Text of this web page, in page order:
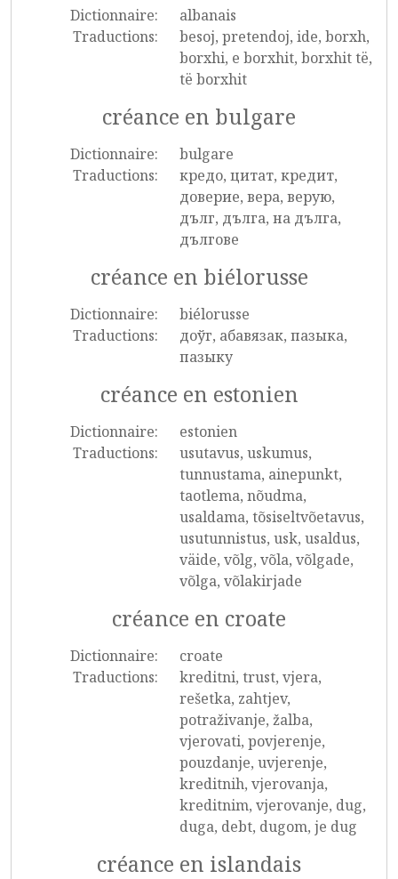
Dictionnaire:
albanais
Traductions:
besoj, pretendoj, ide, borxh,
borxhi, e borxhit, borxhit të,
të borxhit
créance en bulgare
Dictionnaire:
bulgare
Traductions:
кредо, цитат, кредит,
доверие, вера, верую,
дълг, дълга, на дълга,
дългове
créance en biélorusse
Dictionnaire:
biélorusse
Traductions:
доўг, абавязак, пазыка,
пазыку
créance en estonien
Dictionnaire:
estonien
Traductions:
usutavus, uskumus,
tunnustama, ainepunkt,
taotlema, nõudma,
usaldama, tõsiseltvõetavus,
usutunnistus, usk, usaldus,
väide, võlg, võla, võlgade,
võlga, võlakirjade
créance en croate
Dictionnaire:
croate
Traductions:
kreditni, trust, vjera,
rešetka, zahtjev,
potraživanje, žalba,
vjerovati, povjerenje,
pouzdanje, uvjerenje,
kreditnih, vjerovanja,
kreditnim, vjerovanje, dug,
duga, debt, dugom, je dug
créance en islandais